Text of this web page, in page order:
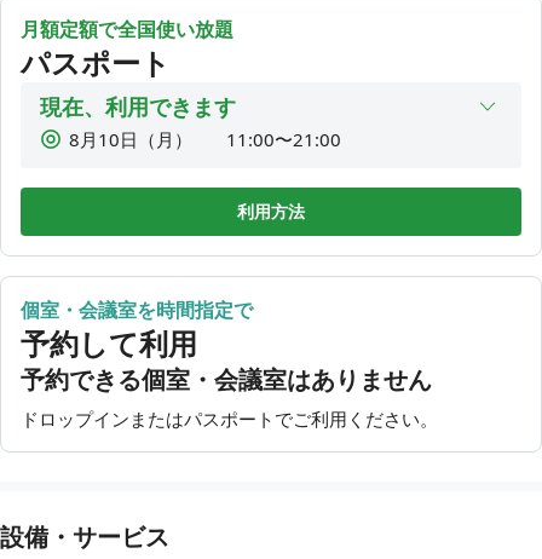
月額定額で全国使い放題
パスポート
現在、利用できます
8月10日（月）
11:00〜21:00
11:00〜21:00
8月13日（木）
11:00〜21:00
8月14日（金）
11:00〜21:00
8月15日（土）
11:00〜21:00
8月16日（日）
利用方法
個室・会議室を時間指定で
予約して利用
予約できる個室・会議室はありません
ドロップインまたはパスポートでご利用ください。
設備・サービス